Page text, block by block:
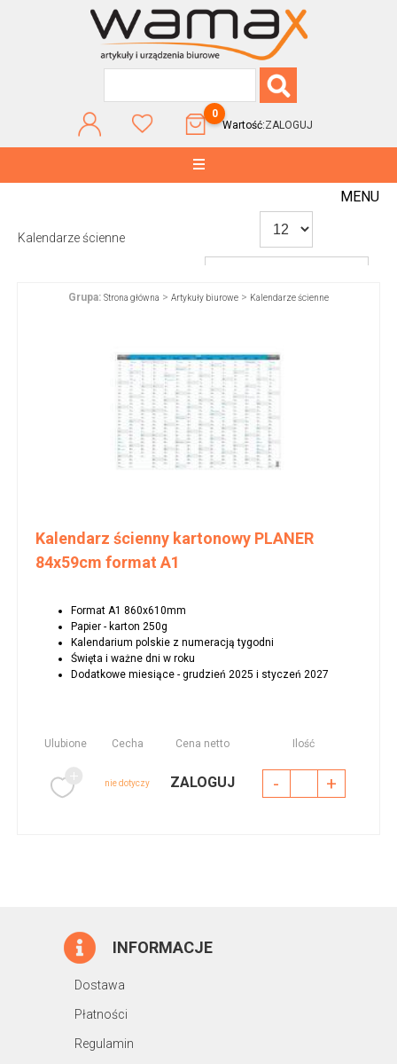
0
Wartość:ZALOGUJ
MENU
Kalendarze ścienne
Grupa: Strona główna > Artykuły biurowe > Kalendarze ścienne
Kalendarz ścienny kartonowy PLANER
84x59cm format A1
Format A1 860x610mm
Papier - karton 250g
Kalendarium polskie z numeracją tygodni
Święta i ważne dni w roku
Dodatkowe miesiące - grudzień 2025 i styczeń 2027
Ulubione Cecha Cena netto Ilość
nie dotyczy ZALOGUJ - +
INFORMACJE
Dostawa
Płatności
Regulamin